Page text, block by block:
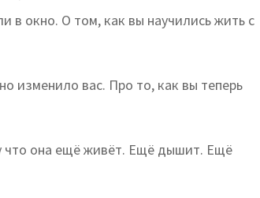
в окно. О том, как вы научились жить с
изменило вас. Про то, как вы теперь
что она ещё живёт. Ещё дышит. Ещё